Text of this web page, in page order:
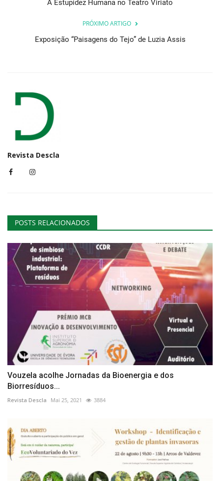
A Estupidez Humana no Teatro Viriato
PRÓXIMO ARTIGO
Exposição “Paisagens do Tejo” de Luzia Assis
Revista Descla
POSTS RELACIONADOS
Vouzela acolhe Jornadas da Bioenergia e dos
Biorresíduos...
Revista Descla Mai 25, 2021 3884